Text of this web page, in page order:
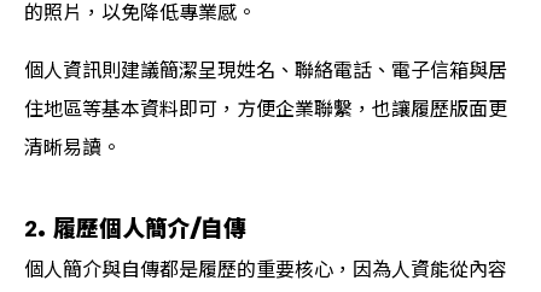
的照片，以免降低專業感。
個人資訊則建議簡潔呈現姓名、聯絡電話、電子信箱與居
住地區等基本資料即可，方便企業聯繫，也讓履歷版面更
清晰易讀。
2. 履歷個人簡介/自傳
個人簡介與自傳都是履歷的重要核心，因為人資能從內容